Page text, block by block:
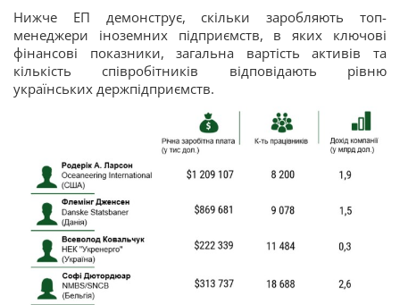
Нижче ЕП демонструє, скільки заробляють топ-
менеджери іноземних підприємств, в яких ключові
фінансові показники, загальна вартість активів та
кількість співробітників відповідають рівню
українських держпідприємств.